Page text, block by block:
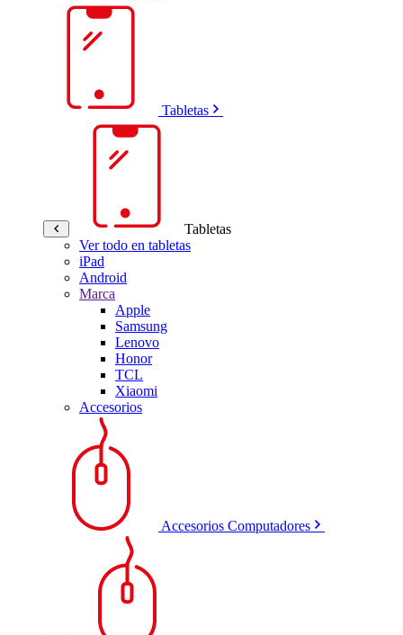
Tabletas
Tabletas
Ver todo en tabletas
iPad
Android
Marca
Apple
Samsung
Lenovo
Honor
TCL
Xiaomi
Accesorios
Accesorios Computadores